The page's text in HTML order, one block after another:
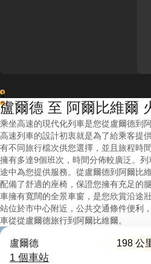
1
2
盧爾德 至 阿爾比維爾
乘坐高速的現代化列車是您從盧爾德到
高速列車的設計初衷就是為了給乘客提
有不同旅行檔次供您選擇，並且旅程時
擁有多達9個班次，時間分佈較廣泛。
途中為您提供服務。從盧爾德到阿爾比
配備了舒適的座椅，保證您擁有充足的
車擁有寬闊的全景車窗，是您欣賞沿途
站位於市中心附近，公共交通條件便利
車從從盧爾德旅行到阿爾比維爾。
盧爾德 198 公
1 個車站